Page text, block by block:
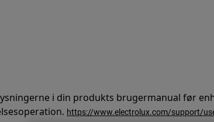
i din produkts brugermanual før
https://www.electrolux.com/support/